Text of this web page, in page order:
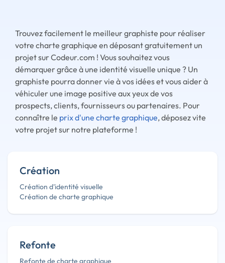
Trouvez facilement le meilleur graphiste pour réaliser
votre charte graphique en déposant gratuitement un
projet sur Codeur.com ! Vous souhaitez vous
démarquer grâce à une identité visuelle unique ? Un
graphiste pourra donner vie à vos idées et vous aider à
véhiculer une image positive aux yeux de vos
prospects, clients, fournisseurs ou partenaires. Pour
connaître le prix d'une charte graphique, déposez vite
votre projet sur notre plateforme !
Création
Création d'identité visuelle
Création de charte graphique
Refonte
Refonte de charte graphique